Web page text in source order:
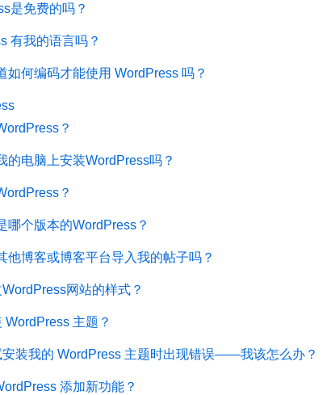
是免费的吗？
有我的语言吗？
如何编码才能使用 WordPress 吗？
？
的电脑上安装WordPress吗？
？
哪个版本的WordPress？
他博客或博客平台导入我的帖子吗？
网站的样式？
WordPress 主题？
安装我的 WordPress 主题时出现错误——我该怎么办？
添加新功能？